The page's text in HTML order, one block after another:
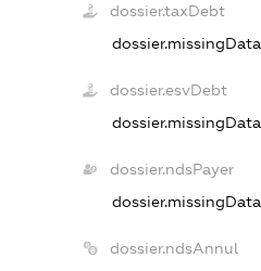
dossier.taxDebt
dossier.missingData
dossier.esvDebt
dossier.missingData
dossier.ndsPayer
dossier.missingData
dossier.ndsAnnul